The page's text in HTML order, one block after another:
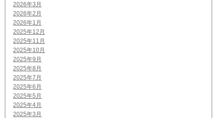
2026年3月
2026年2月
2026年1月
2025年12月
2025年11月
2025年10月
2025年9月
2025年8月
2025年7月
2025年6月
2025年5月
2025年4月
2025年3月